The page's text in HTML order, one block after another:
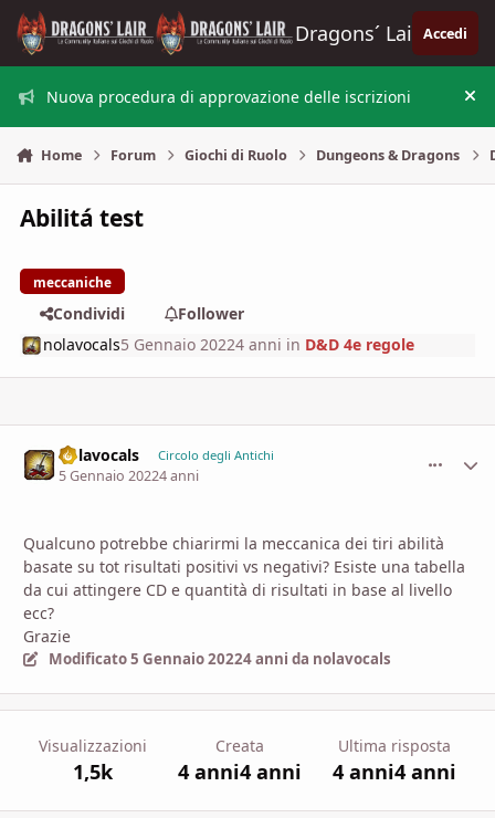
Vai al contenuto
Dragons´ Lair Accedi
Nuova procedura di approvazione delle iscrizioni
Home Forum Giochi di Ruolo Dungeons & Dragons
Abilitá test
meccaniche
Condividi
Follower
nolavocals5 Gennaio 20224 anni in D&D 4e regole
nolavocals Circolo degli Antichi
5 Gennaio 20224 anni
Qualcuno potrebbe chiarirmi la meccanica dei tiri abilità
basate su tot risultati positivi vs negativi? Esiste una tabella
da cui attingere CD e quantità di risultati in base al livello
ecc?
Grazie
Modificato5 Gennaio 20224 anni da nolavocals
Visualizzazioni
1,5k
Creata
4 anni4 anni
Ultima risposta
4 anni4 anni